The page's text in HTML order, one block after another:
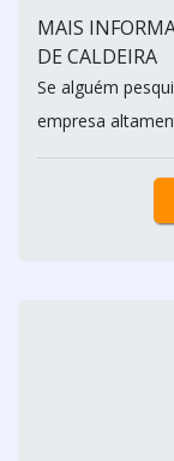
MAIS
DE CALDEIRA
Se alguém
empresa